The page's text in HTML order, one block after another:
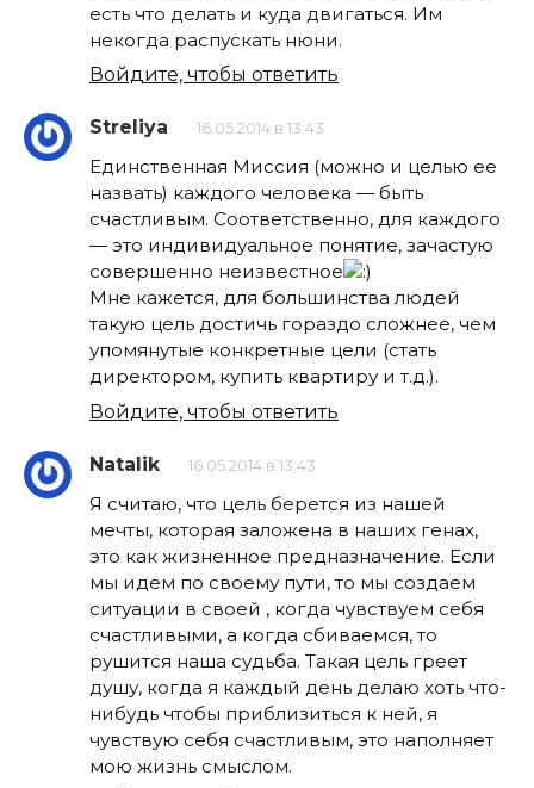
есть что делать и куда двигаться. Им
некогда распускать нюни.
Войдите, чтобы ответить
Streliya 16.05.2014 в 13:43
Единственная Миссия (можно и целью ее
назвать) каждого человека — быть
счастливым. Соответственно, для каждого
— это индивидуальное понятие, зачастую
совершенно неизвестное
Мне кажется, для большинства людей
такую цель достичь гораздо сложнее, чем
упомянутые конкретные цели (стать
директором, купить квартиру и т.д.).
Войдите, чтобы ответить
Natalik 16.05.2014 в 13:43
Я считаю, что цель берется из нашей
мечты, которая заложена в наших генах,
это как жизненное предназначение. Если
мы идем по своему пути, то мы создаем
ситуации в своей , когда чувствуем себя
счастливыми, а когда сбиваемся, то
рушится наша судьба. Такая цель греет
душу, когда я каждый день делаю хоть что-
нибудь чтобы приблизиться к ней, я
чувствую себя счастливым, это наполняет
мою жизнь смыслом.